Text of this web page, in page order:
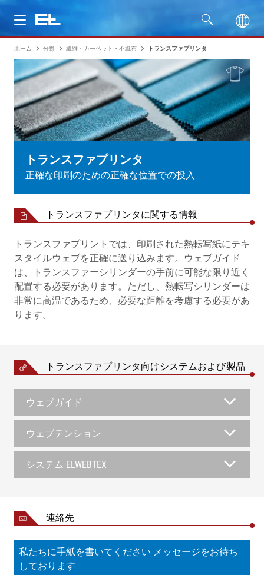
製品
分野
サービス
ホーム 分野 繊維・カーペット・不織布 トランスファプリンタ
トランスファプリンタ
正確な印刷のための正確な位置での投入
トランスファプリンタに関する情報
トランスファプリントでは、印刷された熱転写紙にテキ
スタイルウェブを正確に送り込みます。ウェブガイド
は、トランスファーシリンダーの手前に可能な限り近く
配置する必要があります。ただし、熱転写シリンダーは
非常に高温であるため、必要な距離を考慮する必要があ
ります。
トランスファプリンタ向けシステムおよび製品
ウェブガイド
ウェブテンション
システム ELWEBTEX
連絡先
私たちに手紙を書いてください メッセージをお待ち
しております